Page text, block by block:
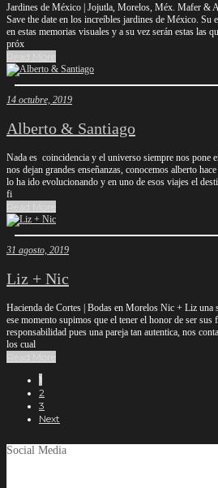
Jardines de México | Jojutla, Morelos, Méx. Mafer &
Save the date en los increíbles jardines de México. Su
en estas memorias visuales y a su vez serán estas las
próx
14 octubre, 2019
Alberto & Santiago
Nada es coincidencia y el universo siempre nos pone
nos dejan grandes enseñanzas, conocemos alberto
lo ha ido evolucionando y en uno de esos viajes el
fi
31 agosto, 2019
Liz + Nic
Hacienda de Cortes | Bodas en Morelos Nic + Liz una
ese momento supimos que el tener el honor de ser sus
responsabilidad pues una pareja tan autentica, nos
los cual
1
2
3
Next
Social Media